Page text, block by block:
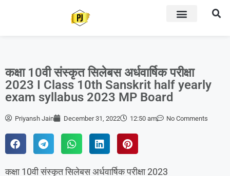
कक्षा 10वी संस्कृत सिलेबस अर्धवार्षिक परीक्षा
2023 I Class 10th Sanskrit half yearly
exam syllabus 2023 MP Board
Priyansh Jain December 31, 2022 12:50 am No Comments
कक्षा 10वी संस्कृत सिलेबस अर्धवार्षिक परीक्षा 2023